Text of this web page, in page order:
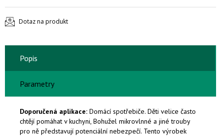
Dotaz na produkt
Popis
Parametry
Doporučená aplikace: Domácí spotřebiče. Děti velice často
chtějí pomáhat v kuchyni, Bohužel mikrovlnné a jiné trouby
pro ně představují potenciální nebezpečí. Tento výrobek